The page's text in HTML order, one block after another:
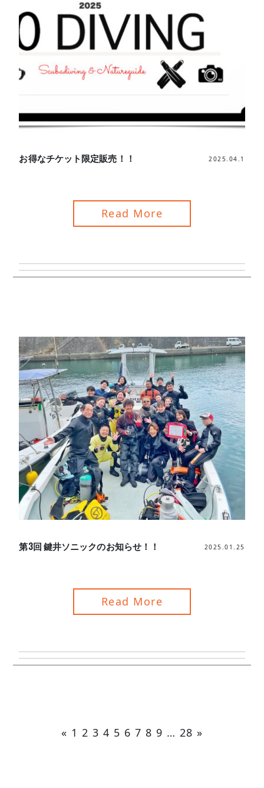
お得なチケット限定販売！！ 2025.04.1
Read More
第3回 鍵井ソニックのお知らせ！！ 2025.01.25
Read More
« 1 2 3 4 5 6 7 8 9 … 28 »